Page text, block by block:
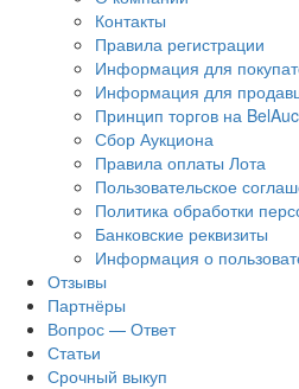
Контакты
Правила регистрации
Информация для
Информация для
Принцип торгов на
Сбор Аукциона
Правила оплаты Лота
Пользовательское
Политика обработки
Банковские реквизиты
Информация о
Отзывы
Партнёры
Вопрос — Ответ
Статьи
Срочный выкуп